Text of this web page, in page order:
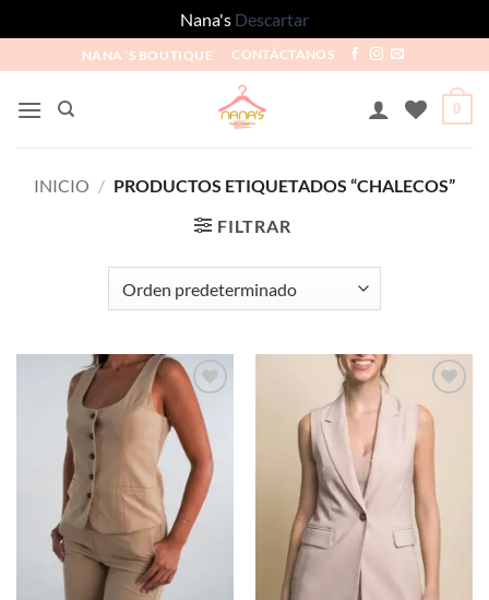
Nana's Descartar
NANA´S BOUTIQUE CONTÁCTANOS
0
INICIO / PRODUCTOS ETIQUETADOS “CHALECOS”
FILTRAR
Añadir
a la
lista de
deseos
Añadir
a la